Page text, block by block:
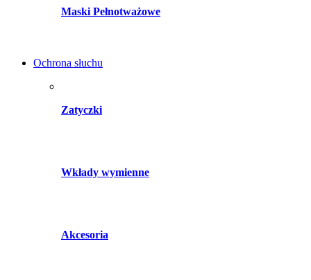
Maski Pełnotważowe
Ochrona słuchu
Zatyczki
Wkłady wymienne
Akcesoria